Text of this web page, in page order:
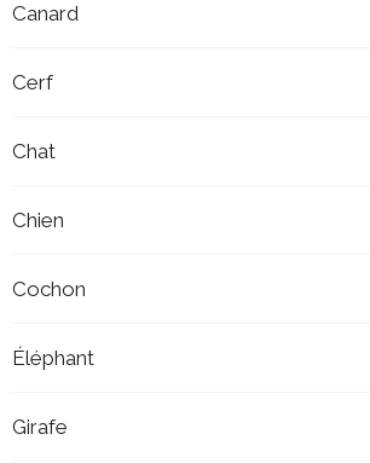
Canard
Cerf
Chat
Chien
Cochon
Éléphant
Girafe